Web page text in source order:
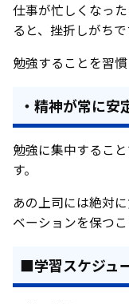
仕事が忙しくなっ
ると、挫折しがちで
勉強することを習
・精神が常に安
勉強に集中するこ
す。
あの上司には絶対
ベーションを保つこ
■学習スケジュ